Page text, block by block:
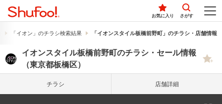
お気に入り さがす
「イオン」のチラシ検索結果 「イオンスタイル板橋前野町」のチラシ・店舗情報
イオンスタイル板橋前野町のチラシ・セール情報
（東京都板橋区）
チラシ 店舗詳細